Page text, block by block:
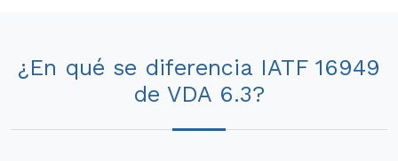
¿En qué se diferencia IATF 16949
de VDA 6.3?